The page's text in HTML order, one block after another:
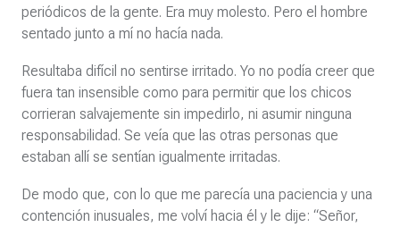
periódicos de la gente. Era muy molesto. Pero el hombre
sentado junto a mí no hacía nada.
Resultaba difícil no sentirse irritado. Yo no podía creer que
fuera tan insensible como para permitir que los chicos
corrieran salvajemente sin impedirlo, ni asumir ninguna
responsabilidad. Se veía que las otras personas que
estaban allí se sentían igualmente irritadas.
De modo que, con lo que me parecía una paciencia y una
contención inusuales, me volví hacia él y le dije: “Señor,